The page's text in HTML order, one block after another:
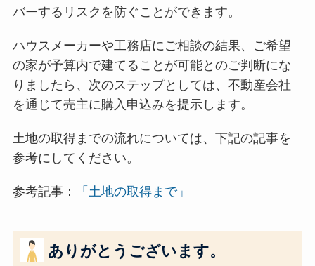
バーするリスクを防ぐことができます。
ハウスメーカーや工務店にご相談の結果、ご希望
の家が予算内で建てることが可能とのご判断にな
りましたら、次のステップとしては、不動産会社
を通じて売主に購入申込みを提示します。
土地の取得までの流れについては、下記の記事を
参考にしてください。
参考記事： 「土地の取得まで」
ありがとうございます。